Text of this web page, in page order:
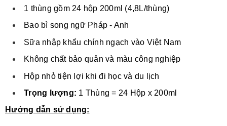
1 thùng gồm 24 hộp 200ml (4,8L/thùng)
Bao bì song ngữ Pháp - Anh
Sữa nhập khẩu chính ngạch vào Việt Nam
Không chất bảo quản và màu công nghiệp
Hộp nhỏ tiện lợi khi đi học và du lịch
Trọng lượng: 1 Thùng = 24 Hộp x 200ml
Hướng dẫn sử dụng: